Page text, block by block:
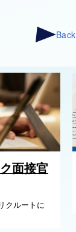
面接官
クルートに